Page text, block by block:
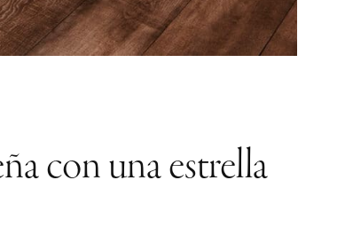
con una estrella